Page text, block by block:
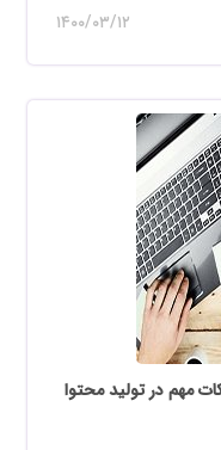
۱۴۰۰/۰۳/۱۲
مهم در تولید محتوا